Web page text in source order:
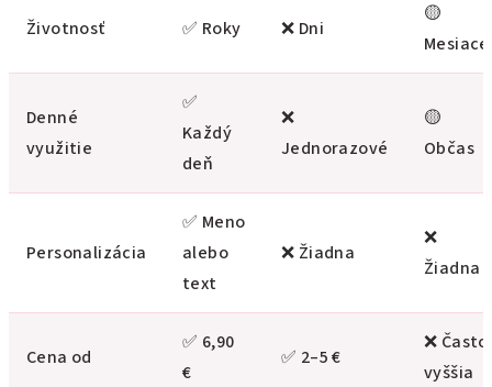
Životnosť ✅ Roky ❌ Dni
🟡
Mesiace
Denné
využitie
✅
Každý
deň
❌
Jednorazové
🟡
Občas
Personalizácia
✅ Meno
alebo
text
❌ Žiadna
❌
Žiadna
Cena od
✅ 6,90
€
✅ 2–5 €
❌ Často
vyššia